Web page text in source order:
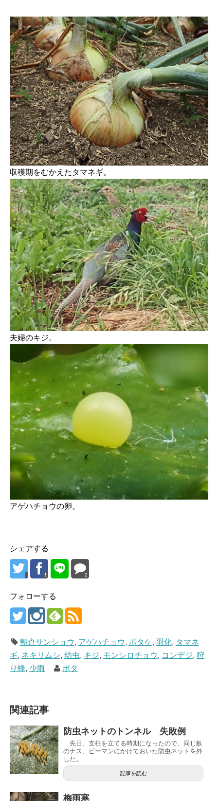
収穫期をむかえたタマネギ。
夫婦のキジ。
アゲハチョウの卵。
シェアする
2
フォローする
朝倉サンショウ, アゲハチョウ, ポタケ, 羽化, タマネ
ギ, ネキリムシ, 幼虫, キジ, モンシロチョウ, コンデジ, 狩
り蜂, 少雨 ポタ
関連記事
防虫ネットのトンネル 失敗例
先日、支柱を立てる時期になったので、同じ畝
のナス、ピーマンにかけておいた防虫ネットを外
した。
記事を読む
梅雨寒